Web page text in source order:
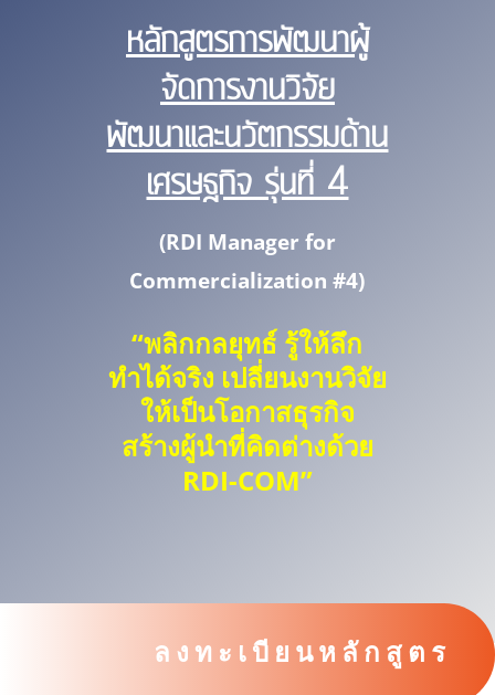
หลักสูตรการพัฒนาผู้
จัดการงานวิจัย
พัฒนาและนวัตกรรมด้าน
เศรษฐกิจ รุ่นที่ 4
(RDI Manager for
Commercialization #4)
“พลิกกลยุทธ์ รู้ให้ลึก
ทำได้จริง เปลี่ยนงานวิจัย
ให้เป็นโอกาสธุรกิจ
สร้างผู้นำที่คิดต่างด้วย
RDI-COM”
ลงทะเบียนหลักสูตร